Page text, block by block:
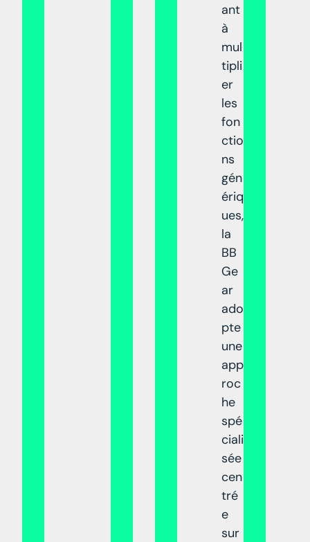
ant
à
mul
tipli
er
les
fon
ctio
ns
gén
ériq
ues,
la
BB
Ge
ar
ado
pte
une
app
roc
he
spé
ciali
sée
cen
tré
e
sur